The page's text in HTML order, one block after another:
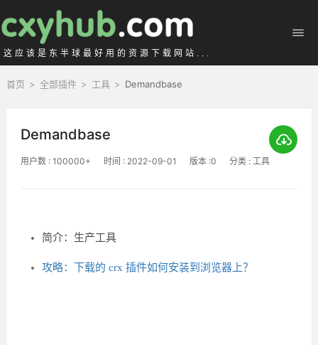
这应该是东半球最好用的资源下载网站...
首页 > 全部插件 > 工具 > Demandbase
Demandbase
用户数 : 100000+ 时间 : 2022-09-01 版本 :0 分类 : 工具
简介：生产工具
攻略：下载的 crx 插件如何安装到浏览器上？